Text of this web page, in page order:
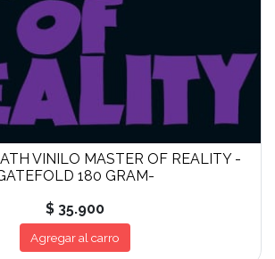
VINILO MASTER OF REALITY -
180 GRAM-
$ 35.900
Agregar al carro